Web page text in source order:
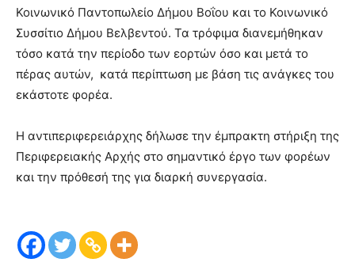
Κοινωνικό Παντοπωλείο Δήμου Βοΐου και το Κοινωνικό
Συσσίτιο Δήμου Βελβεντού. Τα τρόφιμα διανεμήθηκαν
τόσο κατά την περίοδο των εορτών όσο και μετά το
πέρας αυτών, κατά περίπτωση με βάση τις ανάγκες του
εκάστοτε φορέα.
Η αντιπεριφερειάρχης δήλωσε την έμπρακτη στήριξη της
Περιφερειακής Αρχής στο σημαντικό έργο των φορέων
και την πρόθεσή της για διαρκή συνεργασία.